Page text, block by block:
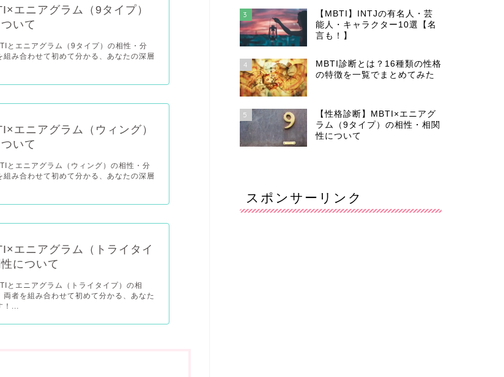
エニアグラム（9タイプ）
いて
とエニアグラム（9タイプ）の相性・分
組み合わせて初めて分かる、あなたの深層
エニアグラム（ウィング）
いて
とエニアグラム（ウィング）の相性・分
組み合わせて初めて分かる、あなたの深層
エニアグラム（トライタイ
について
とエニアグラム（トライタイプ）の相
者を組み合わせて初めて分かる、あなた
...
3
【MBTI】INTJの有名人・芸
能人・キャラクター10選【名
言も！】
4
MBTI診断とは？16種類の性格
の特徴を一覧でまとめてみた
5
【性格診断】MBTI×エニアグ
ラム（9タイプ）の相性・相関
性について
スポンサーリンク